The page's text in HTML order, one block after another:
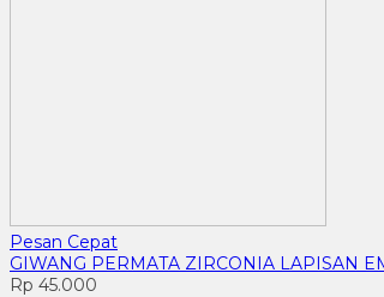
Pesan Cepat
GIWANG PERMATA ZIRCONIA LAPISAN
Rp 45.000